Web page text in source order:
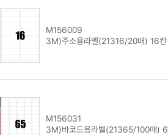
M156009
3M)주소용라벨(21316/20매) 16칸
M156031
3M)바코드용라벨(21365/100매)